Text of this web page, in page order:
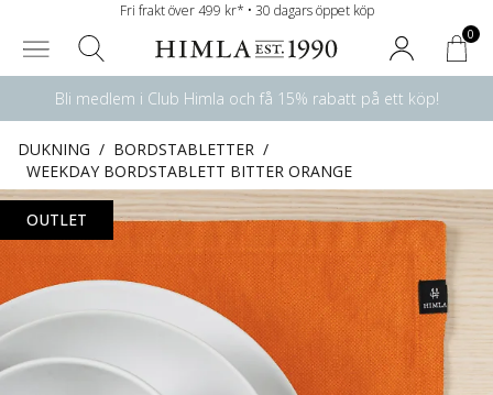
Fri frakt över 499 kr* • 30 dagars öppet köp
0
Bli medlem i Club Himla och få 15% rabatt på ett köp!
DUKNING / BORDSTABLETTER /
WEEKDAY BORDSTABLETT BITTER ORANGE
OUTLET